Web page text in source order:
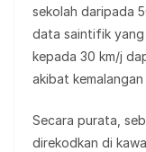
sekolah daripada
data saintifik yang
kepada 30 km/j
akibat
Secara purata,
direkodkan di